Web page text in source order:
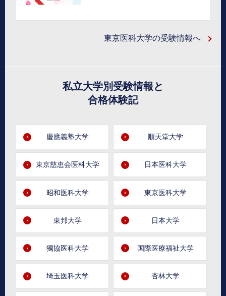
東京医科大学の受験情報へ
私立大学別受験情報と
合格体験記
慶應義塾大学 順天堂大学
東京慈恵会医科大学 日本医科大学
昭和医科大学 東京医科大学
東邦大学 日本大学
獨協医科大学 国際医療福祉大学
埼玉医科大学 杏林大学